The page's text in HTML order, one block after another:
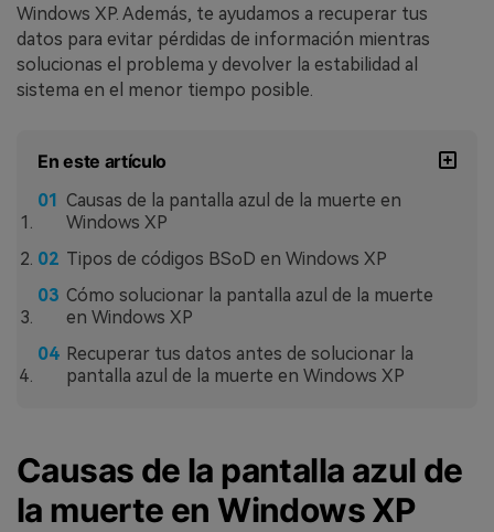
Windows XP. Además, te ayudamos a recuperar tus
datos para evitar pérdidas de información mientras
solucionas el problema y devolver la estabilidad al
sistema en el menor tiempo posible.
En este artículo
Causas de la pantalla azul de la muerte en
Windows XP
Tipos de códigos BSoD en Windows XP
Cómo solucionar la pantalla azul de la muerte
en Windows XP
Recuperar tus datos antes de solucionar la
pantalla azul de la muerte en Windows XP
Causas de la pantalla azul de
la muerte en Windows XP